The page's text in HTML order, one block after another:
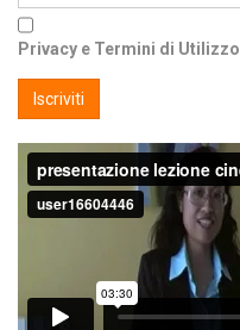
Privacy e Termini di Utilizzo